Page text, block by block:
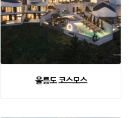
울릉도 코스모스